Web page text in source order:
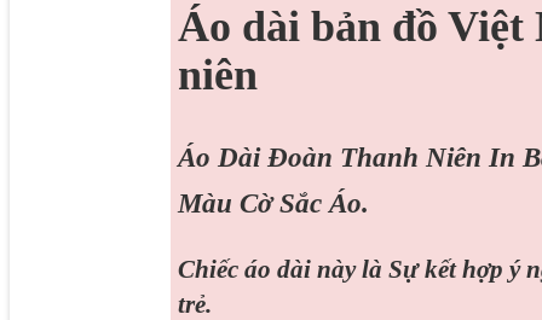
Áo dài bản đồ Việt
niên
Áo Dài Đoàn Thanh Niên In
Màu Cờ Sắc Áo.
Chiếc áo dài này là Sự kết hợp ý
trẻ.